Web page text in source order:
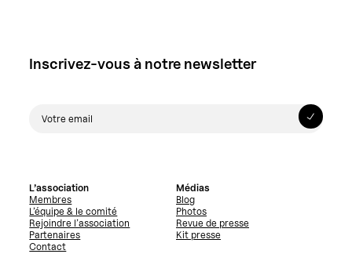
Inscrivez-vous à notre newsletter
L’association
Membres
L’équipe & le comité
Rejoindre l’association
Partenaires
Contact
Médias
Blog
Photos
Revue de presse
Kit presse